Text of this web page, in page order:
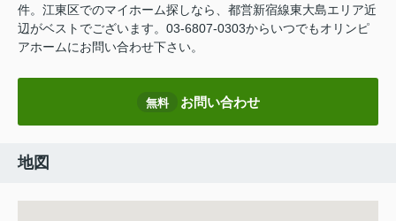
件。江東区でのマイホーム探しなら、都営新宿線東大島エリア近
辺がベストでございます。03-6807-0303からいつでもオリンピ
アホームにお問い合わせ下さい。
無料 お問い合わせ
地図